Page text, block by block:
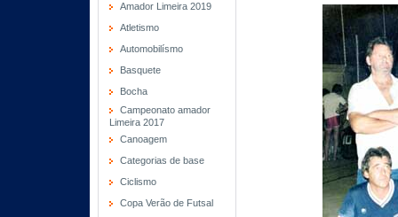
Amador Limeira 2019
Atletismo
Automobilísmo
Basquete
Bocha
Campeonato amador
Limeira 2017
Canoagem
Categorias de base
Ciclismo
Copa Verão de Futsal